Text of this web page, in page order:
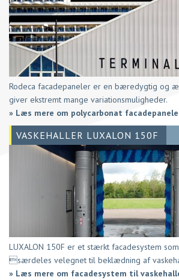
Rodeca facadepaneler er en bæredygtig og
giver ekstremt mange variationsmuligheder.
» Læs mere om polycarbonat
VASKEHALLER LUXALON 150F
LUXALON 150F er et stærkt facadesystem
særdeles velegnet til beklædning af
» Læs mere om facadesystem til